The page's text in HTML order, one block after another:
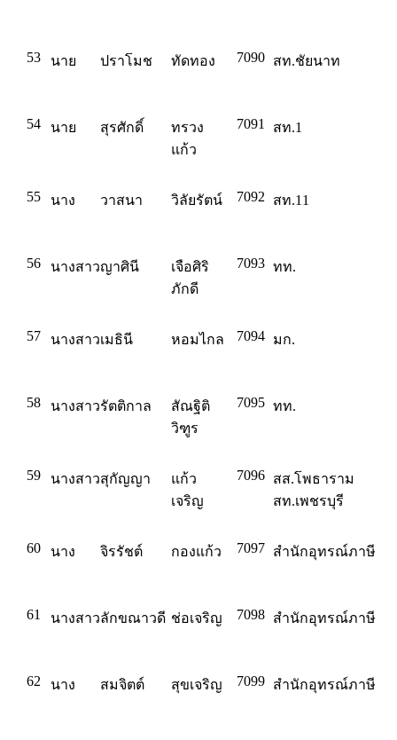
53 นาย ปราโมช ทัดทอง 7090 สท.ชัยนาท
54 นาย สุรศักดิ์
ทรวง
แก้ว
7091 สท.1
55 นาง วาสนา วิลัยรัตน์ 7092 สท.11
56 นางสาวญาศินี
เจือศิริ
ภักดี
7093 ทท.
57 นางสาวเมธินี หอมไกล 7094 มก.
58 นางสาวรัตติกาล
สัณฐิติ
วิฑูร
7095 ทท.
59 นางสาวสุกัญญา
แก้ว
เจริญ
7096
สส.โพธาราม
สท.เพชรบุรี
60 นาง จิรรัชต์ กองแก้ว 7097 สำนักอุทรณ์ภาษี
61 นางสาวลักขณาวดี ช่อเจริญ 7098 สำนักอุทรณ์ภาษี
62 นาง สมจิตต์ สุขเจริญ 7099 สำนักอุทรณ์ภาษี